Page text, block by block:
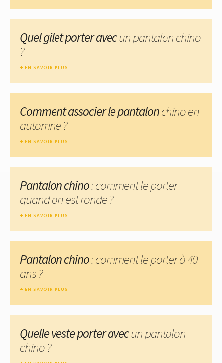
Quel gilet porter avecun pantalon chino
?
EN SAVOIR PLUS
Comment associer le pantalonchino en
automne ?
EN SAVOIR PLUS
Pantalon chino: comment le porter
quand on est ronde ?
EN SAVOIR PLUS
Pantalon chino: comment le porter à 40
ans ?
EN SAVOIR PLUS
Quelle veste porter avecun pantalon
chino ?